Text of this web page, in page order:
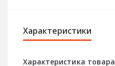
Характеристики
Характеристика товара